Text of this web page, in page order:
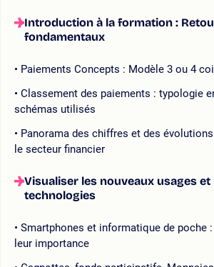
Introduction à la formation :
fondamentaux
Paiements Concepts : Modèle 3 ou 4
Classement des paiements : typologie
schémas utilisés
Panorama des chiffres et des
le secteur financier
Visualiser les nouveaux usages et
technologies
Smartphones et informatique de poche
leur importance